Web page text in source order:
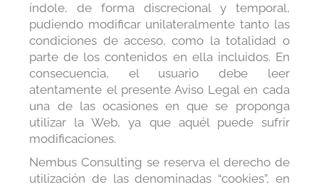
índole, de forma discrecional y temporal,
pudiendo modificar unilateralmente tanto las
condiciones de acceso, como la totalidad o
parte de los contenidos en ella incluidos. En
consecuencia, el usuario debe leer
atentamente el presente Aviso Legal en cada
una de las ocasiones en que se proponga
utilizar la Web, ya que aquél puede sufrir
modificaciones.
Nembus Consulting se reserva el derecho de
utilización de las denominadas “cookies”, en